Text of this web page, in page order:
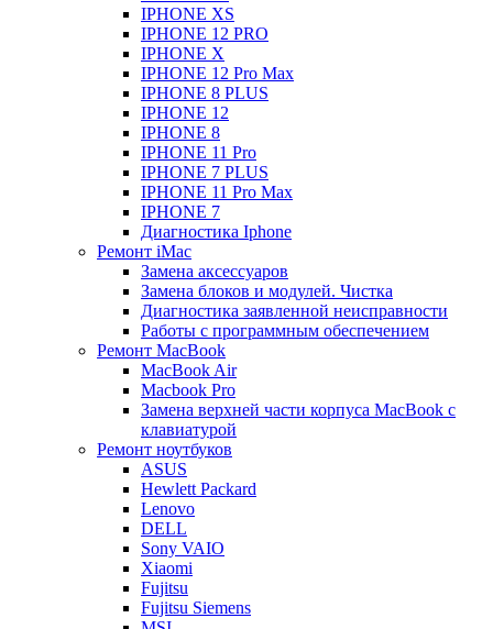
IPHONE XS
IPHONE 12 PRO
IPHONE X
IPHONE 12 Pro Max
IPHONE 8 PLUS
IPHONE 12
IPHONE 8
IPHONE 11 Pro
IPHONE 7 PLUS
IPHONE 11 Pro Max
IPHONE 7
Диагностика Iphone
Ремонт iMac
Замена аксессуаров
Замена блоков и модулей. Чистка
Диагностика заявленной неисправности
Работы с программным обеспечением
Ремонт MacBook
MacBook Air
Macbook Pro
Замена верхней части корпуса MacBook с
клавиатурой
Ремонт ноутбуков
ASUS
Hewlett Packard
Lenovo
DELL
Sony VAIO
Xiaomi
Fujitsu
Fujitsu Siemens